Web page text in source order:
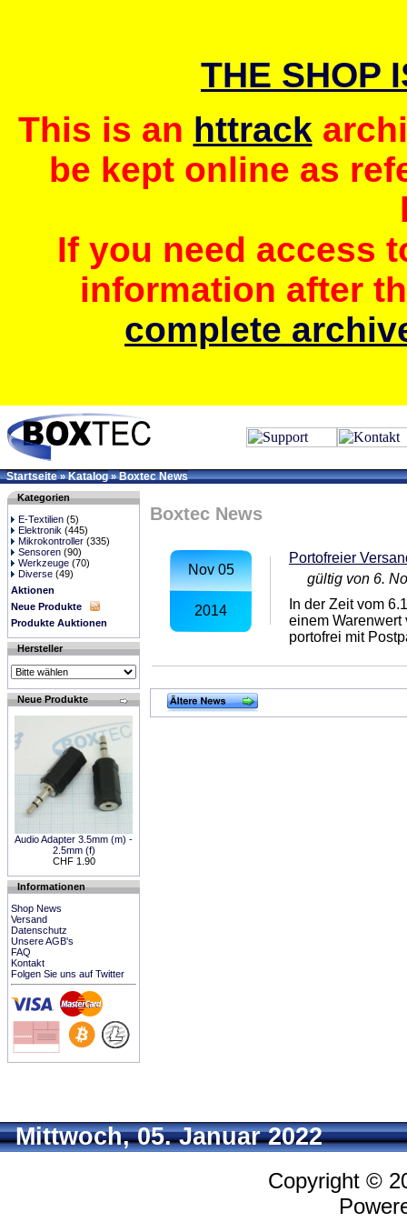
THE SHOP
This is an httrack
be kept online as
If you need access
information after
complete
Startseite»Katalog»Boxtec News
Kategorien
E-Textilien (5)
Elektronik (445)
Mikrokontroller (335)
Sensoren (90)
Werkzeuge (70)
Diverse (49)
Aktionen
Neue Produkte
Produkte Auktionen
Hersteller
Neue Produkte
Audio Adapter 3.5mm (m) -
2.5mm (f)
CHF 1.90
Informationen
Shop News
Versand
Datenschutz
Unsere AGB's
FAQ
Kontakt
Folgen Sie uns auf Twitter
Boxtec News
Nov 05
2014
Portofreier
gültig von 6.
In der Zeit vom
einem
portofrei mit
Mittwoch, 05. Januar 2022
Copyright ©